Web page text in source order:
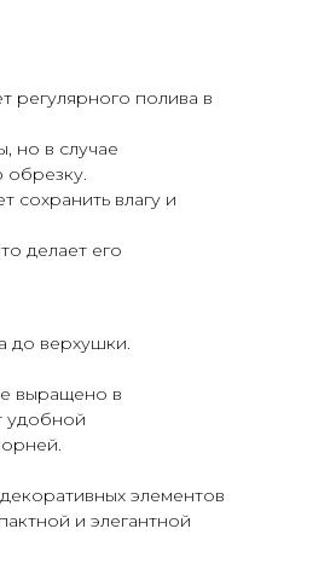
регулярного полива в
но в случае
обрезку.
сохранить влагу и
делает его
до верхушки.
выращено в
удобной
элементов
и элегантной